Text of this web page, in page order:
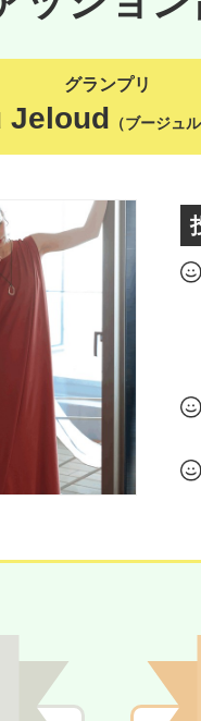
グランプリ
Jeloud （ブージュ